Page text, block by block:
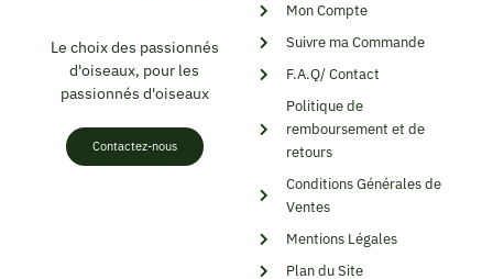
Le choix des passionnés
d'oiseaux, pour les
passionnés d'oiseaux
Contactez-nous
Mon Compte
Suivre ma Commande
F.A.Q/ Contact
Politique de
remboursement et de
retours
Conditions Générales de
Ventes
Mentions Légales
Plan du Site